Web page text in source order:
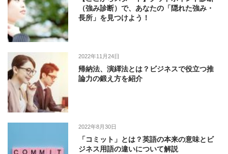
（強み診断）で、あなたの「隠れた強み・
長所」を見つけよう！
2022年11月24日
帰納法、演繹法とは？ビジネスで役立つ推
論力の鍛え方を紹介
2022年8月30日
「コミット」とは？英語の本来の意味とビ
ジネス用語の違いについて解説